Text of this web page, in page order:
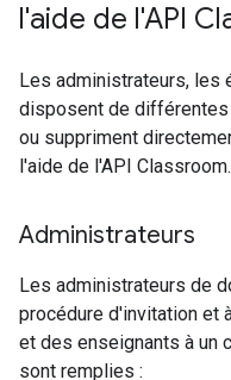
l'aide de l'API
Les administrateurs, les
disposent de
ou suppriment
l'aide de l'API Classroom.
Administrateurs
Les administrateurs de
procédure d'invitation et
et des enseignants à un
sont remplies :